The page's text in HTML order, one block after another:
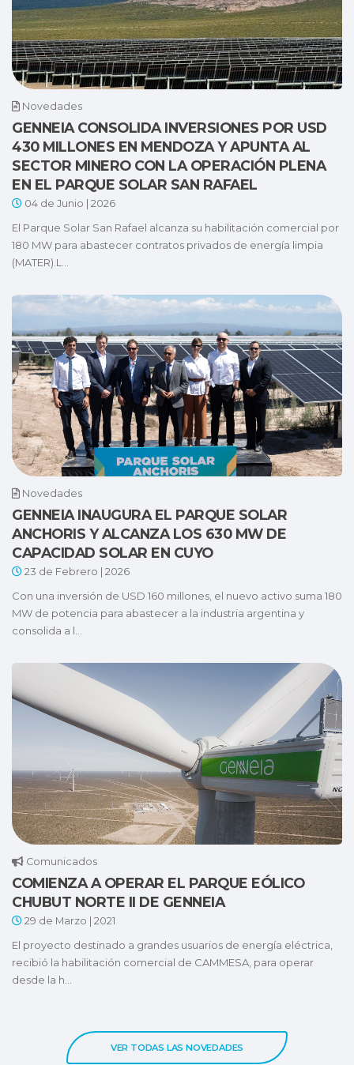
Novedades
GENNEIA CONSOLIDA INVERSIONES POR USD
430 MILLONES EN MENDOZA Y APUNTA AL
SECTOR MINERO CON LA OPERACIÓN PLENA
EN EL PARQUE SOLAR SAN RAFAEL
04 de Junio | 2026
El Parque Solar San Rafael alcanza su habilitación comercial por
180 MW para abastecer contratos privados de energía limpia
(MATER).L...
Novedades
GENNEIA INAUGURA EL PARQUE SOLAR
ANCHORIS Y ALCANZA LOS 630 MW DE
CAPACIDAD SOLAR EN CUYO
23 de Febrero | 2026
Con una inversión de USD 160 millones, el nuevo activo suma 180
MW de potencia para abastecer a la industria argentina y
consolida a l...
Comunicados
COMIENZA A OPERAR EL PARQUE EÓLICO
CHUBUT NORTE II DE GENNEIA
29 de Marzo | 2021
El proyecto destinado a grandes usuarios de energía eléctrica,
recibió la habilitación comercial de CAMMESA, para operar
desde la h...
VER TODAS LAS NOVEDADES